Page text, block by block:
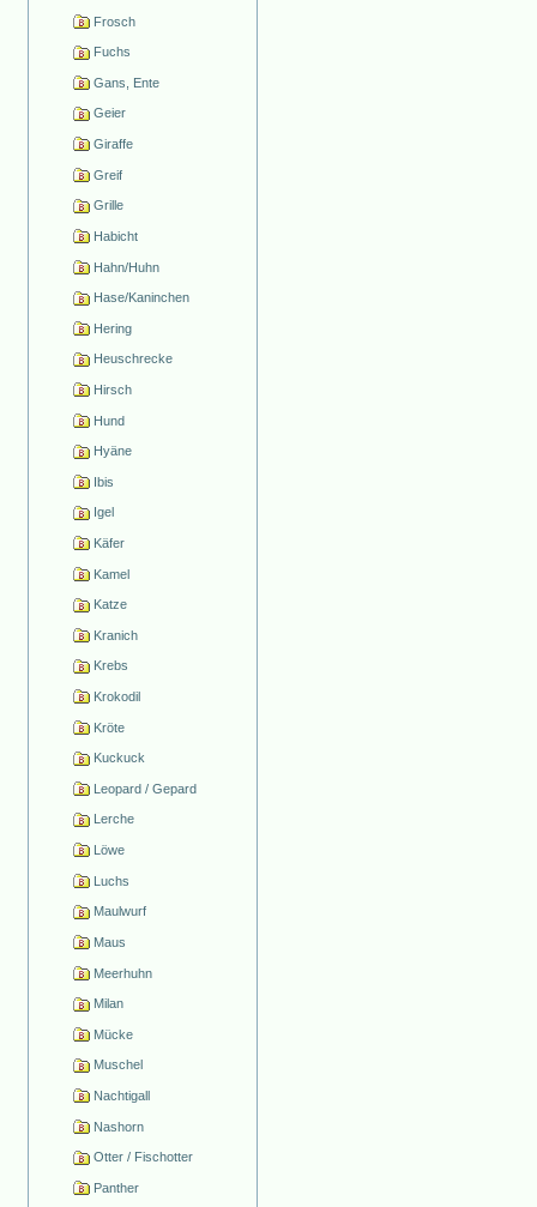
Frosch
Fuchs
Gans, Ente
Geier
Giraffe
Greif
Grille
Habicht
Hahn/Huhn
Hase/Kaninchen
Hering
Heuschrecke
Hirsch
Hund
Hyäne
Ibis
Igel
Käfer
Kamel
Katze
Kranich
Krebs
Krokodil
Kröte
Kuckuck
Leopard / Gepard
Lerche
Löwe
Luchs
Maulwurf
Maus
Meerhuhn
Milan
Mücke
Muschel
Nachtigall
Nashorn
Otter / Fischotter
Panther